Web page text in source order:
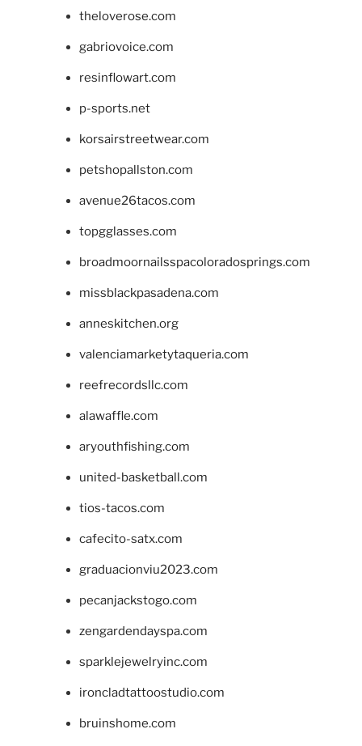
theloverose.com
gabriovoice.com
resinflowart.com
p-sports.net
korsairstreetwear.com
petshopallston.com
avenue26tacos.com
topgglasses.com
broadmoornailsspacoloradosprings.com
missblackpasadena.com
anneskitchen.org
valenciamarketytaqueria.com
reefrecordsllc.com
alawaffle.com
aryouthfishing.com
united-basketball.com
tios-tacos.com
cafecito-satx.com
graduacionviu2023.com
pecanjackstogo.com
zengardendayspa.com
sparklejewelryinc.com
ironcladtattoostudio.com
bruinshome.com